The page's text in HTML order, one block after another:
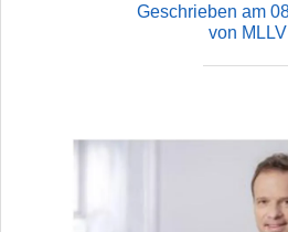
Geschrieben am
von MLLV